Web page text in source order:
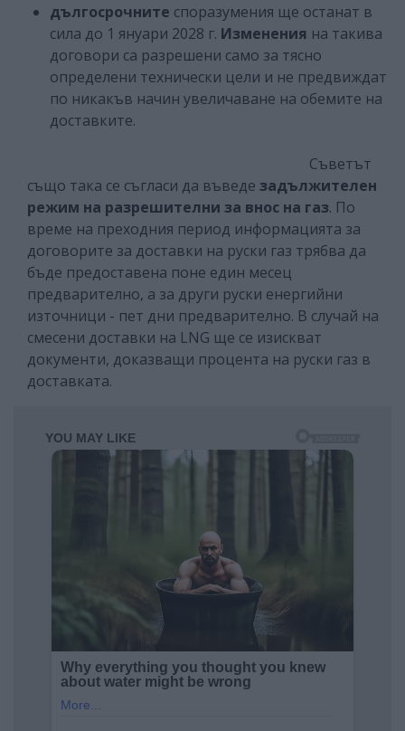
дългосрочните споразумения ще останат в
сила до 1 януари 2028 г. Изменения на такива
договори са разрешени само за тясно
определени технически цели и не предвиждат
по никакъв начин увеличаване на обемите на
доставките.
Съветът
също така се съгласи да въведе задължителен
режим на разрешителни за внос на газ. По
време на преходния период информацията за
договорите за доставки на руски газ трябва да
бъде предоставена поне един месец
предварително, а за други руски енергийни
източници - пет дни предварително. В случай на
смесени доставки на LNG ще се изискват
документи, доказващи процента на руски газ в
доставката.